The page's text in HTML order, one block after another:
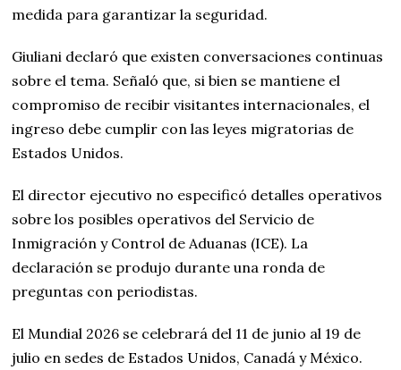
medida para garantizar la seguridad.
Giuliani declaró que existen conversaciones continuas
sobre el tema. Señaló que, si bien se mantiene el
compromiso de recibir visitantes internacionales, el
ingreso debe cumplir con las leyes migratorias de
Estados Unidos.
El director ejecutivo no especificó detalles operativos
sobre los posibles operativos del Servicio de
Inmigración y Control de Aduanas (ICE). La
declaración se produjo durante una ronda de
preguntas con periodistas.
El Mundial 2026 se celebrará del 11 de junio al 19 de
julio en sedes de Estados Unidos, Canadá y México.